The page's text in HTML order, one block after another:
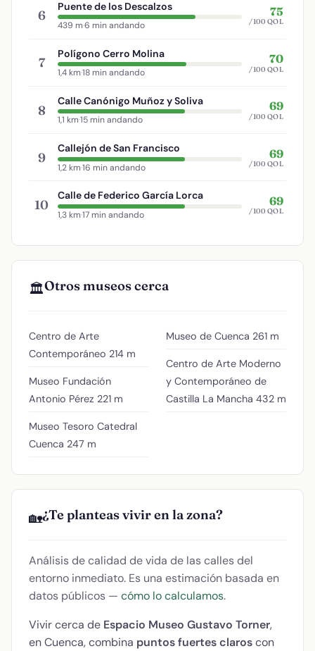
6
Puente de los Descalzos
439 m·6 min andando
75
/100 QOL
7
Polígono Cerro Molina
1,4 km·18 min andando
70
/100 QOL
8
Calle Canónigo Muñoz y Soliva
1,1 km·15 min andando
69
/100 QOL
9
Callejón de San Francisco
1,2 km·16 min andando
69
/100 QOL
10
Calle de Federico García Lorca
1,3 km·17 min andando
69
/100 QOL
🏛️Otros museos cerca
Centro de Arte
Contemporáneo 214 m
Museo Fundación
Antonio Pérez 221 m
Museo Tesoro Catedral
Cuenca 247 m
Museo de Cuenca 261 m
Centro de Arte Moderno
y Contemporáneo de
Castilla La Mancha 432 m
🏡¿Te planteas vivir en la zona?
Análisis de calidad de vida de las calles del
entorno inmediato. Es una estimación basada en
datos públicos — cómo lo calculamos.
Vivir cerca de Espacio Museo Gustavo Torner,
en Cuenca, combina puntos fuertes claroscon